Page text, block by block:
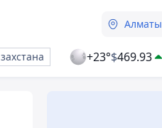
Алматы
+23°$469.93